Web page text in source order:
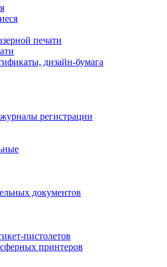
печати
дизайн-бумага
регистрации
документов
пистолетов
принтеров